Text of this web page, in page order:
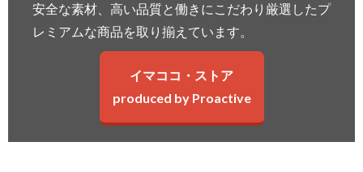
安全な素材、高い品質と働きにこだわり厳選したプ
レミアムな商品を取り揃えています。
イマココ・ストア
produced by Proactive